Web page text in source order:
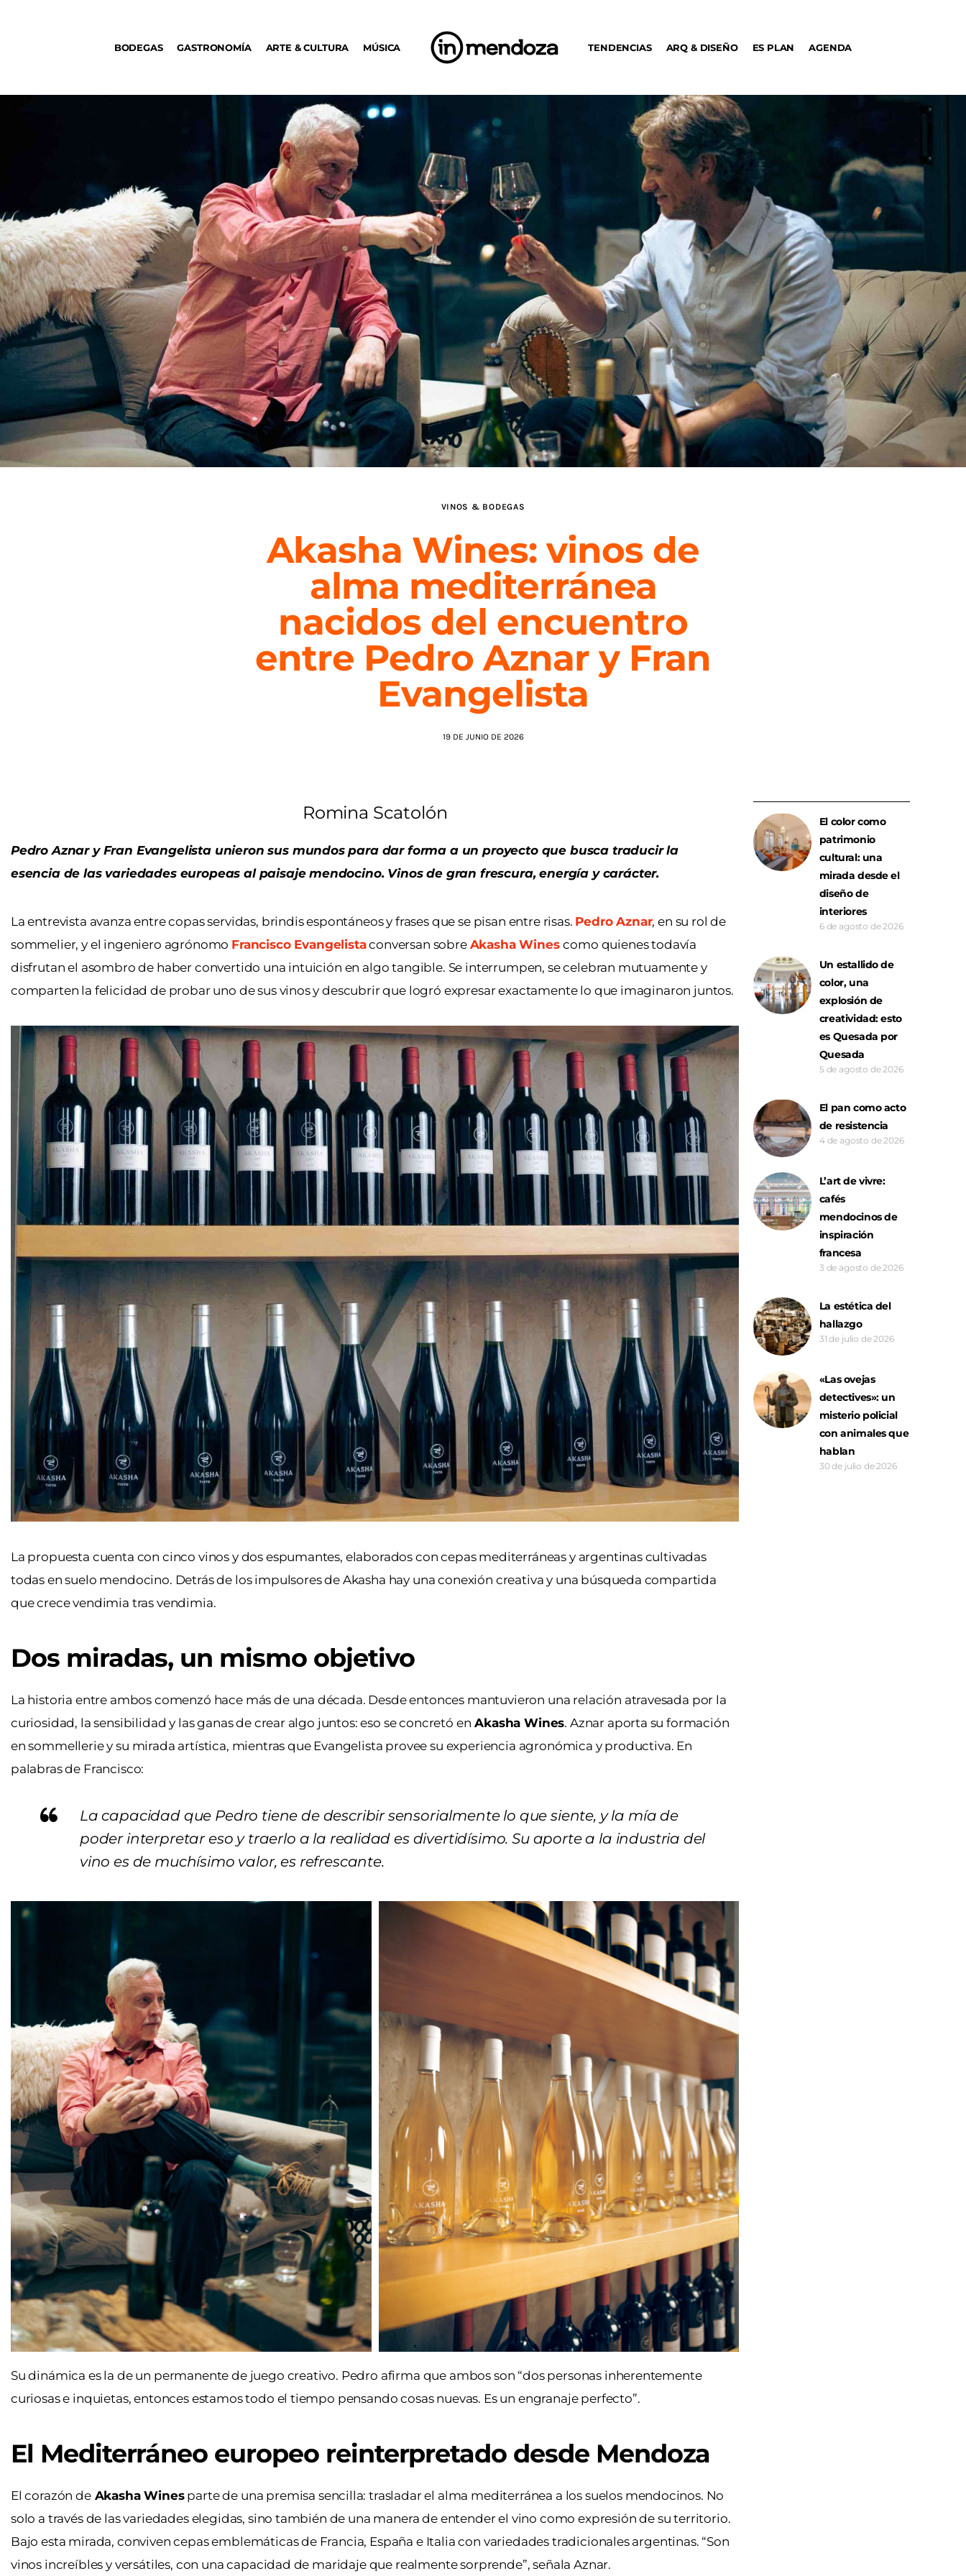
BODEGAS GASTRONOMÍA ARTE & CULTURA MÚSICA TENDENCIAS ARQ & DISEÑO ES PLAN AGENDA
ARQ & DISEÑO
AGENDA
VINOS & BODEGAS
Akasha Wines: vinos de
alma mediterránea
nacidos del encuentro
entre Pedro Aznar y Fran
Evangelista
19 DE JUNIO DE 2026
Romina Scatolón
Pedro Aznar y Fran Evangelista unieron sus mundos para dar forma a un proyecto que busca traducir la
esencia de las variedades europeas al paisaje mendocino. Vinos de gran frescura, energía y carácter.
La entrevista avanza entre copas servidas, brindis espontáneos y frases que se pisan entre risas. Pedro Aznar, en su rol de
sommelier, y el ingeniero agrónomo Francisco Evangelistaconversan sobre Akasha Winescomo quienes todavía
disfrutan el asombro de haber convertido una intuición en algo tangible. Se interrumpen, se celebran mutuamente y
comparten la felicidad de probar uno de sus vinos y descubrir que logró expresar exactamente lo que imaginaron juntos.
La propuesta cuenta con cinco vinos y dos espumantes, elaborados con cepas mediterráneas y argentinas cultivadas
todas en suelo mendocino. Detrás de los impulsores de Akasha hay una conexión creativa y una búsqueda compartida
que crece vendimia tras vendimia.
Dos miradas, un mismo objetivo
La historia entre ambos comenzó hace más de una década. Desde entonces mantuvieron una relación atravesada por la
curiosidad, la sensibilidad y las ganas de crear algo juntos: eso se concretó en Akasha Wines. Aznar aporta su formación
en sommellerie y su mirada artística, mientras que Evangelista provee su experiencia agronómica y productiva. En
palabras de Francisco:
La capacidad que Pedro tiene de describir sensorialmente lo que siente, y la mía de
poder interpretar eso y traerlo a la realidad es divertidísimo. Su aporte a la industria del
vino es de muchísimo valor, es refrescante.
Su dinámica es la de un permanente de juego creativo. Pedro afirma que ambos son “dos personas inherentemente
curiosas e inquietas, entonces estamos todo el tiempo pensando cosas nuevas. Es un engranaje perfecto”.
El Mediterráneo europeo reinterpretado desde Mendoza
El corazón deAkasha Winesparte de una premisa sencilla: trasladar el alma mediterránea a los suelos mendocinos. No
solo a través de las variedades elegidas, sino también de una manera de entender el vino como expresión de su territorio.
Bajo esta mirada, conviven cepas emblemáticas de Francia, España e Italia con variedades tradicionales argentinas. “Son
vinos increíbles y versátiles, con una capacidad de maridaje que realmente sorprende”, señala Aznar.
El color como
patrimonio
cultural: una
mirada desde el
diseño de
interiores
6 de agosto de 2026
Un estallido de
color, una
explosión de
creatividad: esto
es Quesada por
Quesada
5 de agosto de 2026
El pan como acto
de resistencia
4 de agosto de 2026
L’art de vivre:
cafés
mendocinos de
inspiración
francesa
3 de agosto de 2026
La estética del
hallazgo
31 de julio de 2026
«Las ovejas
detectives»: un
misterio policial
con animales que
hablan
30 de julio de 2026